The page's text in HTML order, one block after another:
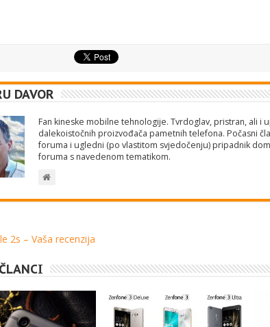
DAVOR
Fan kineske mobilne tehnologije. Tvrdoglav, pristran, ali i
dalekoistočnih proizvođača pametnih telefona. Počasni
foruma i ugledni (po vlastitom svjedočenju) pripadnik
foruma s navedenom tematikom.
2s – Vaša recenzija